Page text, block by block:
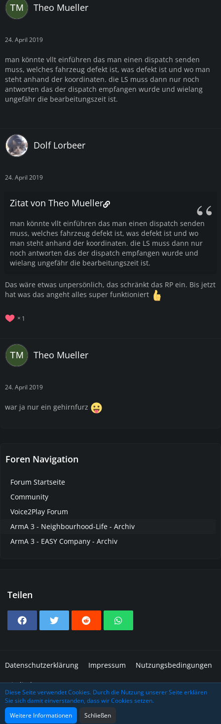
Theo Mueller
24. April 2019
man könnte vllt einführen das man einen dispatch senden
muss, welches fahrzeug defekt ist, was defekt ist und wo man
steht anhand der koordinaten. die LS muss dann nur noch
antworten das der dispatch empfangen wurde und wielang
ungefähr die bearbeitungszeit ist.
Dolf Lorbeer
24. April 2019
Zitat von Theo Mueller
man könnte vllt einführen das man einen dispatch senden
muss, welches fahrzeug defekt ist, was defekt ist und wo
man steht anhand der koordinaten. die LS muss dann nur
noch antworten das der dispatch empfangen wurde und
wielang ungefähr die bearbeitungszeit ist.
Das wäre etwas unpersönlich, das schränkt das RP ein. Bis jetzt
hat was das angeht alles super funktioniert
1
Theo Mueller
24. April 2019
war ja nur ein gehirnfurz
Foren Navigation
Forum Startseite
Community
Voice2Play Forum
ArmA 3 - Neighbourhood-Life - Archiv
ArmA 3 - EASY Company - Archiv
Teilen
Datenschutzerklärung Impressum Nutzungsbedingungen
Mitglieder
Community-Software:WoltLab Suite™
Diese Seite verwendet Cookies. Durch die Nutzung unserer Seite erklären
Sie sich damit einverstanden, dass wir Cookies setzen.
Weitere Informationen
Schließen